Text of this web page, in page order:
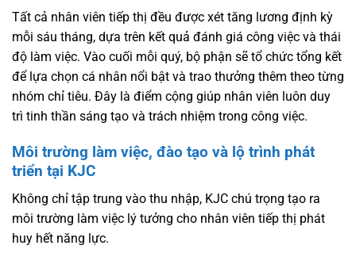
Tất cả nhân viên tiếp thị đều được xét tăng lương định kỳ
mỗi sáu tháng, dựa trên kết quả đánh giá công việc và thái
độ làm việc. Vào cuối mỗi quý, bộ phận sẽ tổ chức tổng kết
để lựa chọn cá nhân nổi bật và trao thưởng thêm theo từng
nhóm chỉ tiêu. Đây là điểm cộng giúp nhân viên luôn duy
trì tinh thần sáng tạo và trách nhiệm trong công việc.
Môi trường làm việc, đào tạo và lộ trình phát
triển tại KJC
Không chỉ tập trung vào thu nhập, KJC chú trọng tạo ra
môi trường làm việc lý tưởng cho nhân viên tiếp thị phát
huy hết năng lực.